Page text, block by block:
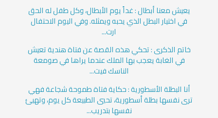
يعيش معنا أبطال : غداً يوم الأبطال، وكل طفل له الحق
في اختيار البطل الذي يحبه ويمثله. وفي اليوم الاحتفال
ارت...
خاتم الذكرى : تحكي هذه القصة عن فتاة هندية تعيش
في الغابة يعجب بها الملك عندما يراها في صومعة
الناسك فيت...
أنا البطلة الأسطورية : حكاية فتاة طموحة شجاعة فهي
ترى نفسها بطلة أسطورية، تحيي الطبيعة كل يوم، وتهيئ
نفسها بتدريب...